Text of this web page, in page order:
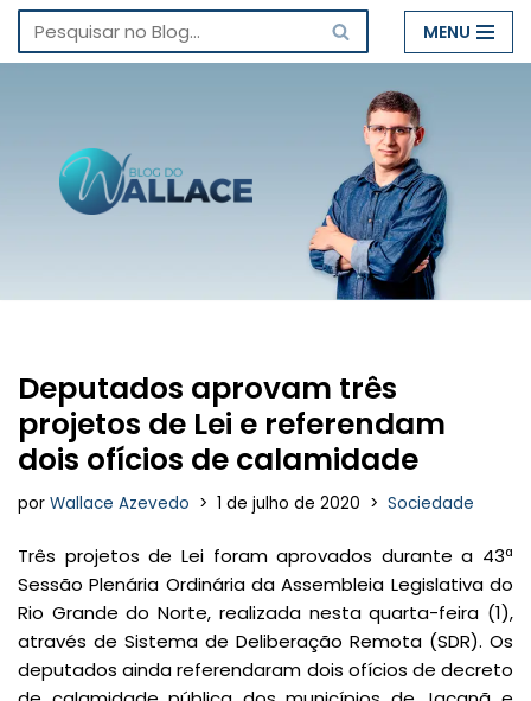
Pular
conteúdo
MENU
Deputados aprovam três
projetos de Lei e referendam
dois ofícios de calamidade
por Wallace Azevedo 1 de julho de 2020 Sociedade
Três projetos de Lei foram aprovados durante a 43ª
Sessão Plenária Ordinária da Assembleia Legislativa do
Rio Grande do Norte, realizada nesta quarta-feira (1),
através de Sistema de Deliberação Remota (SDR). Os
deputados ainda referendaram dois ofícios de decreto